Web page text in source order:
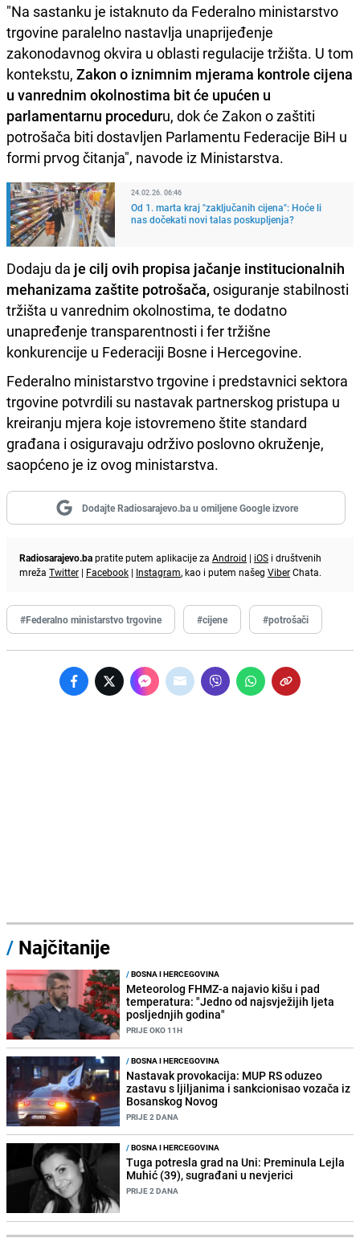
"Na sastanku je istaknuto da Federalno ministarstvo
trgovine paralelno nastavlja unaprijeđenje
zakonodavnog okvira u oblasti regulacije tržišta. U tom
kontekstu, Zakon o iznimnim mjerama kontrole cijena
u vanrednim okolnostima bit će upućen u
parlamentarnu proceduru, dok će Zakon o zaštiti
potrošača biti dostavljen Parlamentu Federacije BiH u
formi prvog čitanja", navode iz Ministarstva.
24.02.26. 06:46
Od 1. marta kraj "zaključanih cijena": Hoće li
nas dočekati novi talas poskupljenja?
Dodaju da je cilj ovih propisa jačanje institucionalnih
mehanizama zaštite potrošača, osiguranje stabilnosti
tržišta u vanrednim okolnostima, te dodatno
unapređenje transparentnosti i fer tržišne
konkurencije u Federaciji Bosne i Hercegovine.
Federalno ministarstvo trgovine i predstavnici sektora
trgovine potvrdili su nastavak partnerskog pristupa u
kreiranju mjera koje istovremeno štite standard
građana i osiguravaju održivo poslovno okruženje,
saopćeno je iz ovog ministarstva.
Dodajte Radiosarajevo.ba u omiljene Google izvore
Radiosarajevo.bapratite putem aplikacije za Android | iOS i društvenih
mreža Twitter | Facebook | Instagram, kao i putem našeg ViberChata.
#Federalno ministarstvo trgovine #cijene #potrošači
/ Najčitanije
/BOSNA I HERCEGOVINA
Meteorolog FHMZ-a najavio kišu i pad
temperatura: "Jedno od najsvježijih ljeta
posljednjih godina"
PRIJE OKO 11H
/BOSNA I HERCEGOVINA
Nastavak provokacija: MUP RS oduzeo
zastavu s ljiljanima i sankcionisao vozača iz
Bosanskog Novog
PRIJE 2 DANA
/BOSNA I HERCEGOVINA
Tuga potresla grad na Uni: Preminula Lejla
Muhić (39), sugrađani u nevjerici
PRIJE 2 DANA